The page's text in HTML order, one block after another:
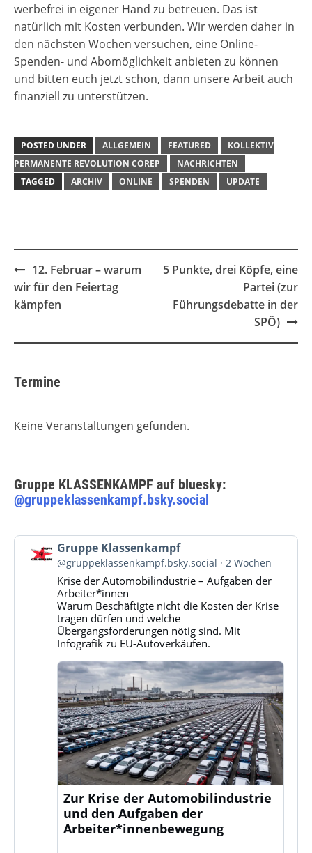
werbefrei in eigener Hand zu betreuen. Das ist
natürlich mit Kosten verbunden. Wir werden daher in
den nächsten Wochen versuchen, eine Online-
Spenden- und Abomöglichkeit anbieten zu können
und bitten euch jetzt schon, dann unsere Arbeit auch
finanziell zu unterstützen.
POSTED UNDER ALLGEMEIN FEATURED
KOLLEKTIV
PERMANENTE REVOLUTION COREP
NACHRICHTEN
TAGGED
ARCHIV ONLINE SPENDEN UPDATE
Post
navigation
12. Februar – warum
wir für den Feiertag
kämpfen
5 Punkte, drei Köpfe, eine
Partei (zur
Führungsdebatte in der
SPÖ)
Termine
Keine Veranstaltungen gefunden.
Gruppe KLASSENKAMPF auf bluesky:
@gruppeklassenkampf.bsky.social
Beitrag
von
Gruppe
Klassenkampf
Bluesky
ansehen
Gruppe Klassenkampf
@gruppeklassenkampf.bsky.social 2 Wochen
Krise der Automobilindustrie – Aufgaben der
Arbeiter*innen
Warum Beschäftigte nicht die Kosten der Krise
tragen dürfen und welche
Übergangsforderungen nötig sind. Mit
Infografik zu EU-Autoverkäufen.
Zur Krise der Automobilindustrie
und den Aufgaben der
Arbeiter*innenbewegung